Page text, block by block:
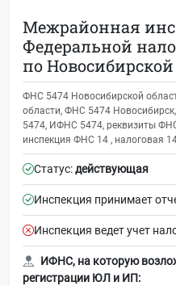
Межрайонная
Федеральной
по
ФНС 5474 Новосибирской
области, ФНС 5474
5474, ИФНС 5474, реквизиты
инспекция ФНС 14 , налоговая
Статус:действующая
Инспекция принимает
Инспекция ведет учет
ИФНС, на которую
регистрации ЮЛ и ИП: